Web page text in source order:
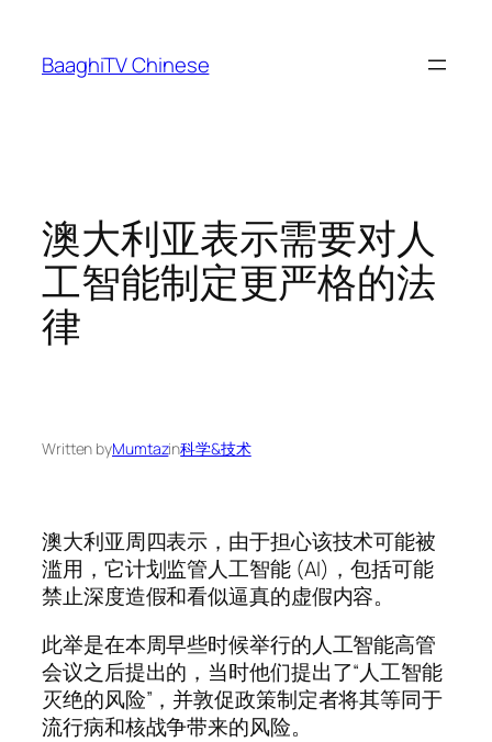
content
BaaghiTV Chinese
澳大利亚表示需要对人
工智能制定更严格的法
律
Written byMumtazin科学&技术
澳大利亚周四表示，由于担心该技术可能被
滥用，它计划监管人工智能 (AI)，包括可能
禁止深度造假和看似逼真的虚假内容。
此举是在本周早些时候举行的人工智能高管
会议之后提出的，当时他们提出了“人工智能
灭绝的风险”，并敦促政策制定者将其等同于
流行病和核战争带来的风险。